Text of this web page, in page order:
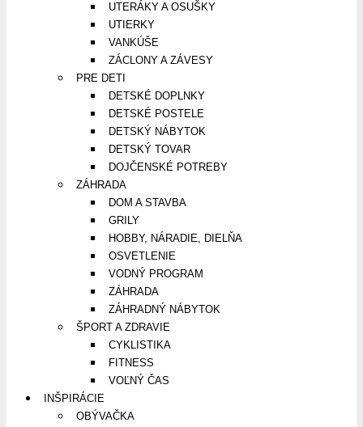
UTERÁKY A OSUŠKY
UTIERKY
VANKÚŠE
ZÁCLONY A ZÁVESY
PRE DETI
DETSKÉ DOPLNKY
DETSKÉ POSTELE
DETSKÝ NÁBYTOK
DETSKÝ TOVAR
DOJČENSKÉ POTREBY
ZÁHRADA
DOM A STAVBA
GRILY
HOBBY, NÁRADIE, DIELŇA
OSVETLENIE
VODNÝ PROGRAM
ZÁHRADA
ZÁHRADNÝ NÁBYTOK
ŠPORT A ZDRAVIE
CYKLISTIKA
FITNESS
VOĽNÝ ČAS
INŠPIRÁCIE
OBÝVAČKA